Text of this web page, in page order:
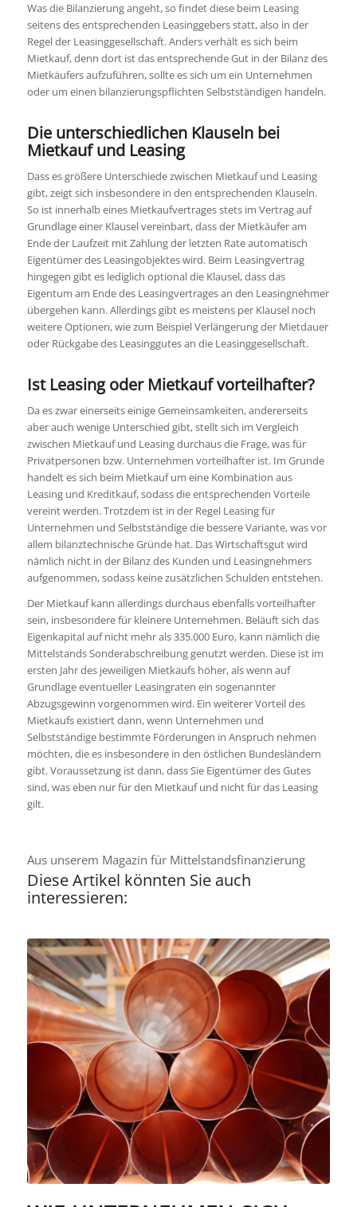
Was die Bilanzierung angeht, so findet diese beim Leasing
seitens des entsprechenden Leasinggebers statt, also in der
Regel der Leasinggesellschaft. Anders verhält es sich beim
Mietkauf, denn dort ist das entsprechende Gut in der Bilanz des
Mietkäufers aufzuführen, sollte es sich um ein Unternehmen
oder um einen bilanzierungspflichten Selbstständigen handeln.
Die unterschiedlichen Klauseln bei
Mietkauf und Leasing
Dass es größere Unterschiede zwischen Mietkauf und Leasing
gibt, zeigt sich insbesondere in den entsprechenden Klauseln.
So ist innerhalb eines Mietkaufvertrages stets im Vertrag auf
Grundlage einer Klausel vereinbart, dass der Mietkäufer am
Ende der Laufzeit mit Zahlung der letzten Rate automatisch
Eigentümer des Leasingobjektes wird. Beim Leasingvertrag
hingegen gibt es lediglich optional die Klausel, dass das
Eigentum am Ende des Leasingvertrages an den Leasingnehmer
übergehen kann. Allerdings gibt es meistens per Klausel noch
weitere Optionen, wie zum Beispiel Verlängerung der Mietdauer
oder Rückgabe des Leasinggutes an die Leasinggesellschaft.
Ist Leasing oder Mietkauf vorteilhafter?
Da es zwar einerseits einige Gemeinsamkeiten, andererseits
aber auch wenige Unterschied gibt, stellt sich im Vergleich
zwischen Mietkauf und Leasing durchaus die Frage, was für
Privatpersonen bzw. Unternehmen vorteilhafter ist. Im Grunde
handelt es sich beim Mietkauf um eine Kombination aus
Leasing und Kreditkauf, sodass die entsprechenden Vorteile
vereint werden. Trotzdem ist in der Regel Leasing für
Unternehmen und Selbstständige die bessere Variante, was vor
allem bilanztechnische Gründe hat. Das Wirtschaftsgut wird
nämlich nicht in der Bilanz des Kunden und Leasingnehmers
aufgenommen, sodass keine zusätzlichen Schulden entstehen.
Der Mietkauf kann allerdings durchaus ebenfalls vorteilhafter
sein, insbesondere für kleinere Unternehmen. Beläuft sich das
Eigenkapital auf nicht mehr als 335.000 Euro, kann nämlich die
Mittelstands Sonderabschreibung genutzt werden. Diese ist im
ersten Jahr des jeweiligen Mietkaufs höher, als wenn auf
Grundlage eventueller Leasingraten ein sogenannter
Abzugsgewinn vorgenommen wird. Ein weiterer Vorteil des
Mietkaufs existiert dann, wenn Unternehmen und
Selbstständige bestimmte Förderungen in Anspruch nehmen
möchten, die es insbesondere in den östlichen Bundesländern
gibt. Voraussetzung ist dann, dass Sie Eigentümer des Gutes
sind, was eben nur für den Mietkauf und nicht für das Leasing
gilt.
Aus unserem Magazin für Mittelstandsfinanzierung
Diese Artikel könnten Sie auch
interessieren: